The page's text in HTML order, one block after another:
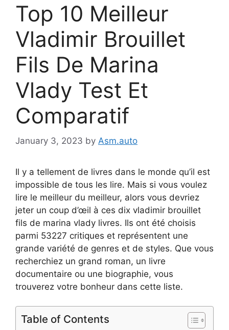
Top 10 Meilleur
Vladimir Brouillet
Fils De Marina
Vlady Test Et
Comparatif
January 3, 2023 by Asm.auto
Il y a tellement de livres dans le monde qu’il est
impossible de tous les lire. Mais si vous voulez
lire le meilleur du meilleur, alors vous devriez
jeter un coup d’œil à ces dix vladimir brouillet
fils de marina vlady livres. Ils ont été choisis
parmi 53227 critiques et représentent une
grande variété de genres et de styles. Que vous
recherchiez un grand roman, un livre
documentaire ou une biographie, vous
trouverez votre bonheur dans cette liste.
Table of Contents